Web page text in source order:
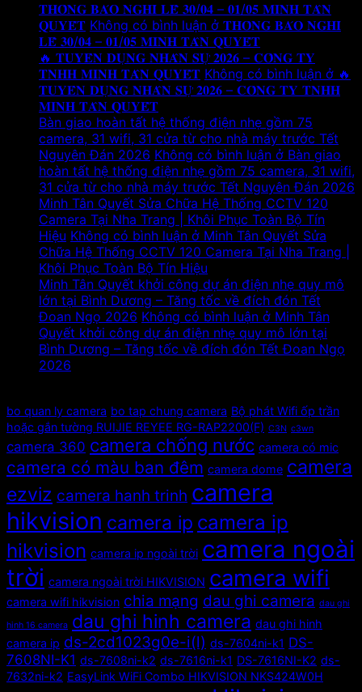
𝐓𝐇𝐎̂𝐍𝐆 𝐁𝐀́𝐎 𝐍𝐆𝐇𝐈̉ 𝐋𝐄̂̃ 𝟑𝟎/𝟎𝟒 – 𝟎𝟏/𝟎𝟓 𝐌𝐈𝐍𝐇 𝐓𝐀̂𝐍
𝐐𝐔𝐘𝐄̂́𝐓 Không có bình luận ở 𝐓𝐇𝐎̂𝐍𝐆 𝐁𝐀́𝐎 𝐍𝐆𝐇𝐈̉
𝐋𝐄̂̃ 𝟑𝟎/𝟎𝟒 – 𝟎𝟏/𝟎𝟓 𝐌𝐈𝐍𝐇 𝐓𝐀̂𝐍 𝐐𝐔𝐘𝐄̂́𝐓
🔥 𝐓𝐔𝐘𝐄̂̉𝐍 𝐃𝐔̣𝐍𝐆 𝐍𝐇𝐀̂𝐍 𝐒𝐔̛̣ 𝟐𝟎𝟐𝟔 – 𝐂𝐎̂𝐍𝐆 𝐓𝐘
𝐓𝐍𝐇𝐇 𝐌𝐈𝐍𝐇 𝐓𝐀̂𝐍 𝐐𝐔𝐘𝐄̂́𝐓 Không có bình luận ở 🔥
𝐓𝐔𝐘𝐄̂̉𝐍 𝐃𝐔̣𝐍𝐆 𝐍𝐇𝐀̂𝐍 𝐒𝐔̛̣ 𝟐𝟎𝟐𝟔 – 𝐂𝐎̂𝐍𝐆 𝐓𝐘 𝐓𝐍𝐇𝐇
𝐌𝐈𝐍𝐇 𝐓𝐀̂𝐍 𝐐𝐔𝐘𝐄̂́𝐓
Bàn giao hoàn tất hệ thống điện nhẹ gồm 75
camera, 31 wifi, 31 cửa từ cho nhà máy trước Tết
Nguyên Đán 2026 Không có bình luận ở Bàn giao
hoàn tất hệ thống điện nhẹ gồm 75 camera, 31 wifi,
31 cửa từ cho nhà máy trước Tết Nguyên Đán 2026
Minh Tân Quyết Sửa Chữa Hệ Thống CCTV 120
Camera Tại Nha Trang | Khôi Phục Toàn Bộ Tín
Hiệu Không có bình luận ở Minh Tân Quyết Sửa
Chữa Hệ Thống CCTV 120 Camera Tại Nha Trang |
Khôi Phục Toàn Bộ Tín Hiệu
Minh Tân Quyết khởi công dự án điện nhẹ quy mô
lớn tại Bình Dương – Tăng tốc về đích đón Tết
Đoan Ngọ 2026 Không có bình luận ở Minh Tân
Quyết khởi công dự án điện nhẹ quy mô lớn tại
Bình Dương – Tăng tốc về đích đón Tết Đoan Ngọ
2026
bo quan ly camera bo tap chung camera Bộ phát Wifi ốp trần
hoặc gắn tường RUIJIE REYEE RG-RAP2200(F) C3N c3wn
camera 360 camera chống nước camera có mic
camera có màu ban đêm camera dome camera
ezviz camera hanh trinh camera
hikvision camera ip camera ip
hikvision camera ip ngoài trời camera ngoài
trời camera ngoài trời HIKVISION camera wifi
camera wifi hikvision chia mạng dau ghi camera dau ghi
hinh 16 camera dau ghi hinh camera dau ghi hinh
camera ip ds-2cd1023g0e-i(l) ds-7604ni-k1 DS-
7608NI-K1 ds-7608ni-k2 ds-7616ni-k1 DS-7616NI-K2 ds-
7632ni-k2 EasyLink WiFi Combo HIKVISION NKS424W0H